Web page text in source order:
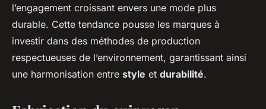
l’engagement croissant envers une mode plus
durable. Cette tendance pousse les marques à
investir dans des méthodes de production
respectueuses de l’environnement, garantissant ainsi
une harmonisation entre style et durabilité.